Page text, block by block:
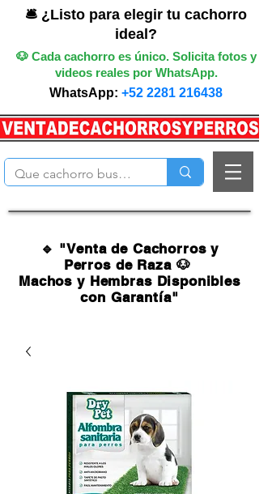
🛎️ ¿Listo para elegir tu cachorro
ideal?
🐶 Cada cachorro es único. Solicita fotos y
videos reales por WhatsApp.
WhatsApp: +52 2281 216438
🔹 "Venta de Cachorros y
Perros de Raza 🐶
Machos y Hembras Disponibles
con Garantía"